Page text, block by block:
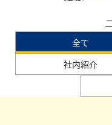
全て
社内紹介